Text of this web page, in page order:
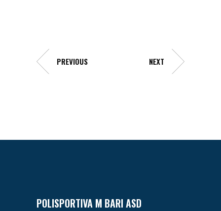
PREVIOUS NEXT
POLISPORTIVA M BARI ASD